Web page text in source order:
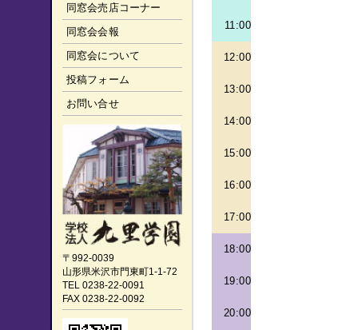
同窓会売店コーナー
同窓会会報
同窓会について
投稿フォーム
お問い合せ
〒992-0039
山形県米沢市門東町1-1-72
TEL 0238-22-0091
FAX 0238-22-0092
11:00
12:00
13:00
14:00
15:00
16:00
17:00
18:00
19:00
20:00